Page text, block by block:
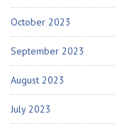
October 2023
September 2023
August 2023
July 2023